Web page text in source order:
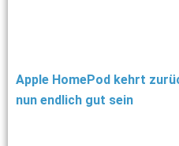
Apple HomePod kehrt
nun endlich gut sein